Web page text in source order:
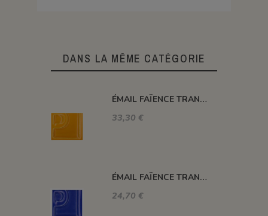
DANS LA MÊME CATÉGORIE
ÉMAIL FAÏENCE TRANSPARENT SS PLOMB BRILLANT JAUNE ORANGÉ VIF XP3050/T
33,30 €
ÉMAIL FAÏENCE TRANSPARENT SANS PLOMB BRILLANT BLEU MAJORELLE XP3261/T
24,70 €